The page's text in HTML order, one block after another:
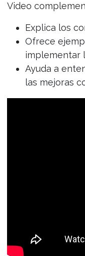
Video
Explica los
Ofrece
implementar
Ayuda a
las mejoras